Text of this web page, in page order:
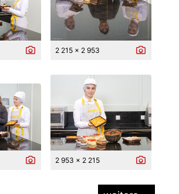
2 215 x 2 953
2 953 x 2 215